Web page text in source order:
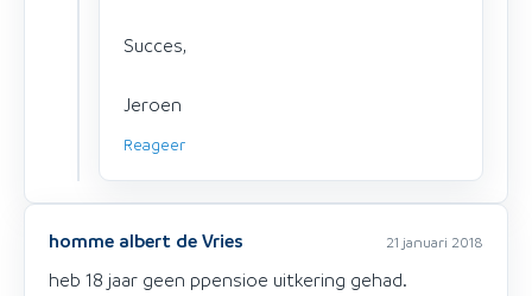
Succes,
Jeroen
Reageer
homme albert de Vries 21 januari 2018
heb 18 jaar geen ppensioe uitkering gehad.